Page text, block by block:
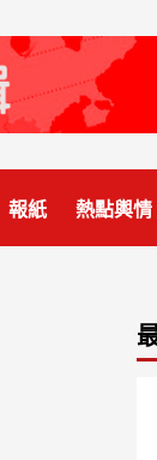
報紙 熱點輿情